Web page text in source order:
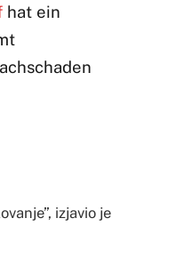
hat ein
izjavio je